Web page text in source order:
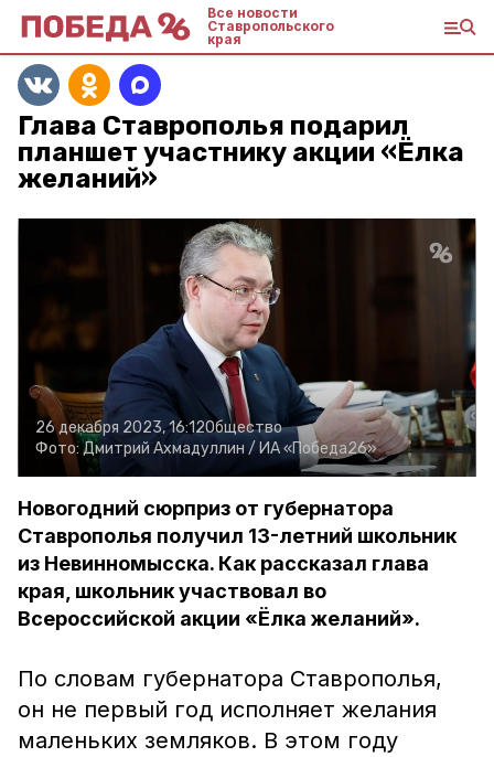
Все новости
Ставропольского
края
Глава Ставрополья подарил
планшет участнику акции «Ёлка
желаний»
26 декабря 2023, 16:12Общество
Фото:Дмитрий Ахмадуллин / ИА «Победа26»
Новогодний сюрприз от губернатора
Ставрополья получил 13-летний школьник
из Невинномысска. Как рассказал глава
края, школьник участвовал во
Всероссийской акции «Ёлка желаний».
По словам губернатора Ставрополья,
он не первый год исполняет желания
маленьких земляков. В этом году